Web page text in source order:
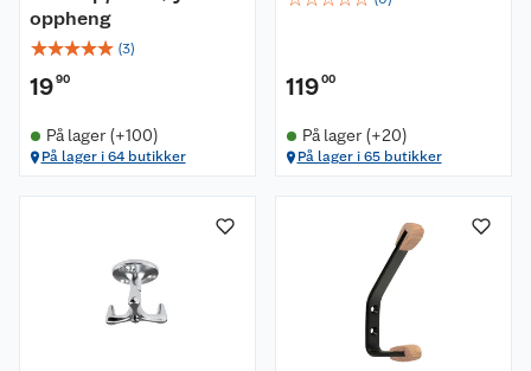
oppheng
☆☆☆☆☆ (3)
1990
På lager (+100)
På lager i 64 butikker
11900
På lager (+20)
På lager i 65 butikker